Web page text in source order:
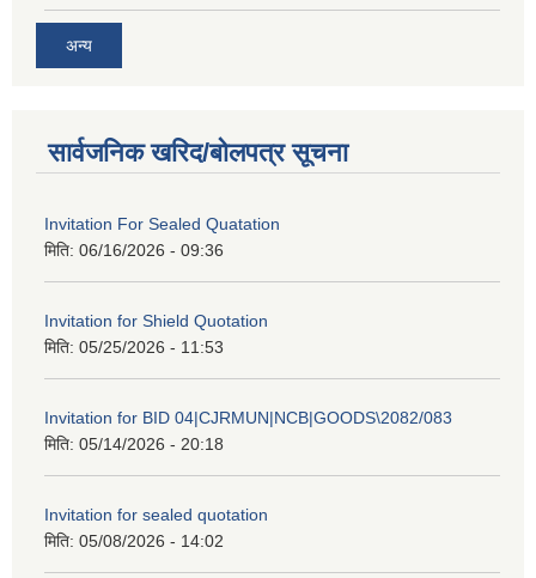
अन्य
सार्वजनिक खरिद/बोलपत्र सूचना
Invitation For Sealed Quatation
मिति: 06/16/2026 - 09:36
Invitation for Shield Quotation
मिति: 05/25/2026 - 11:53
Invitation for BID 04|CJRMUN|NCB|GOODS\2082/083
मिति: 05/14/2026 - 20:18
Invitation for sealed quotation
मिति: 05/08/2026 - 14:02